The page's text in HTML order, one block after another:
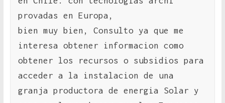
provadas en Europa,
bien muy bien, Consulto ya que me
interesa obtener informacion como
obtener los recursos o subsidios para
acceder a la instalacion de una
granja productora de energia Solar y